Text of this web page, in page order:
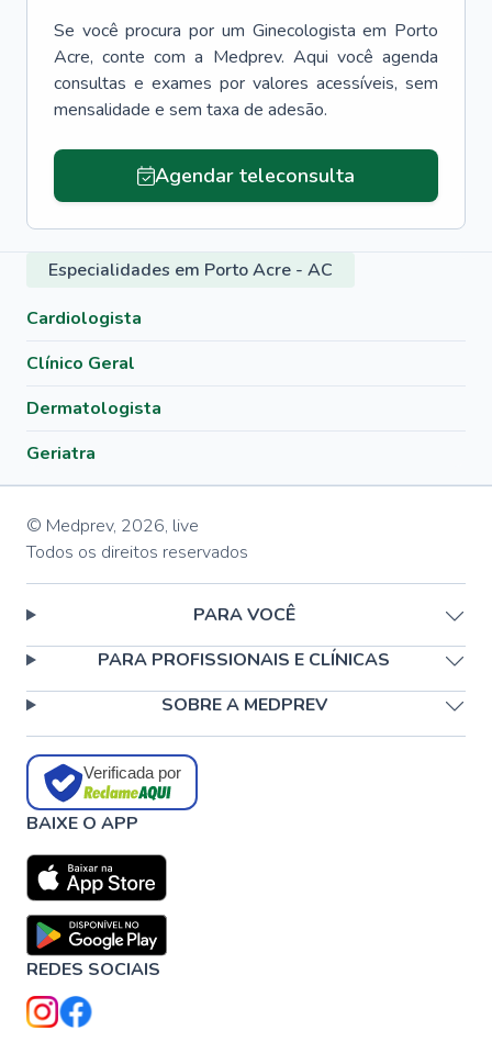
Se você procura por um Ginecologista em Porto
Acre, conte com a Medprev. Aqui você agenda
consultas e exames por valores acessíveis, sem
mensalidade e sem taxa de adesão.
Agendar teleconsulta
Especialidades em Porto Acre - AC
Cardiologista
Clínico Geral
Dermatologista
Geriatra
© Medprev, 2026, live
Todos os direitos reservados
PARA VOCÊ
PARA PROFISSIONAIS E CLÍNICAS
SOBRE A MEDPREV
Verificada por
BAIXE O APP
REDES SOCIAIS